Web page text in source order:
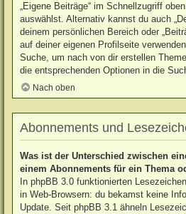
„Eigene Beiträge“ im Schnellzugriff
auswählst. Alternativ kannst du auch
deinem persönlichen Bereich oder
auf deiner eigenen Profilseite
Suche, um nach von dir erstellen
die entsprechenden Optionen in die
Nach oben
Abonnements und
Was ist der Unterschied zwischen
einem Abonnements für ein Thema
In phpBB 3.0 funktionierten
in Web-Browsern: du bekamst keine
Update. Seit phpBB 3.1 ähneln